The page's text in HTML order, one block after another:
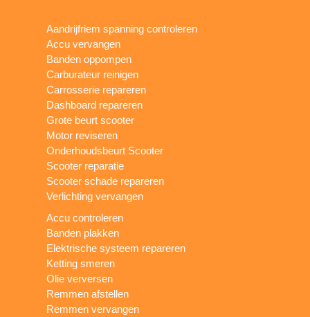
Aandrijfriem spanning controleren
Accu vervangen
Banden oppompen
Carburateur reinigen
Carrosserie repareren
Dashboard repareren
Grote beurt scooter
Motor reviseren
Onderhoudsbeurt Scooter
Scooter reparatie
Scooter schade repareren
Verlichting vervangen
Accu controleren
Banden plakken
Elektrische systeem repareren
Ketting smeren
Olie verversen
Remmen afstellen
Remmen vervangen